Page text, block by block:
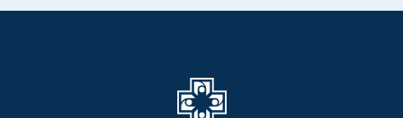
УЗИ почек 2000р.
-
900